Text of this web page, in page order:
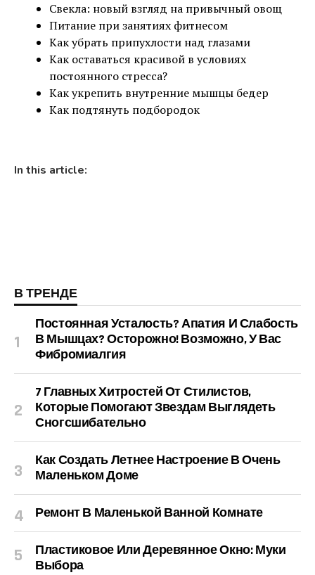
Свекла: новый взгляд на привычный овощ
Питание при занятиях фитнесом
Как убрать припухлости над глазами
Как оставаться красивой в условиях
постоянного стресса?
Как укрепить внутренние мышцы бедер
Как подтянуть подбородок
In this article:
В ТРЕНДЕ
Постоянная Усталость? Апатия И Слабость
В Мышцах? Осторожно! Возможно, У Вас
Фибромиалгия
7 Главных Хитростей От Стилистов,
Которые Помогают Звездам Выглядеть
Сногсшибательно
Как Создать Летнее Настроение В Очень
Маленьком Доме
Ремонт В Маленькой Ванной Комнате
Пластиковое Или Деревянное Окно: Муки
Выбора